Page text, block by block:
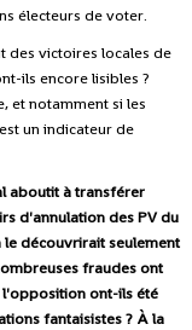
électeurs de voter.
des victoires locales de
ils encore lisibles ?
et notamment si les
un indicateur de
aboutit à transférer
d'annulation des PV du
le découvrirait seulement
fraudes ont
l'opposition ont-ils été
fantaisistes ? À la